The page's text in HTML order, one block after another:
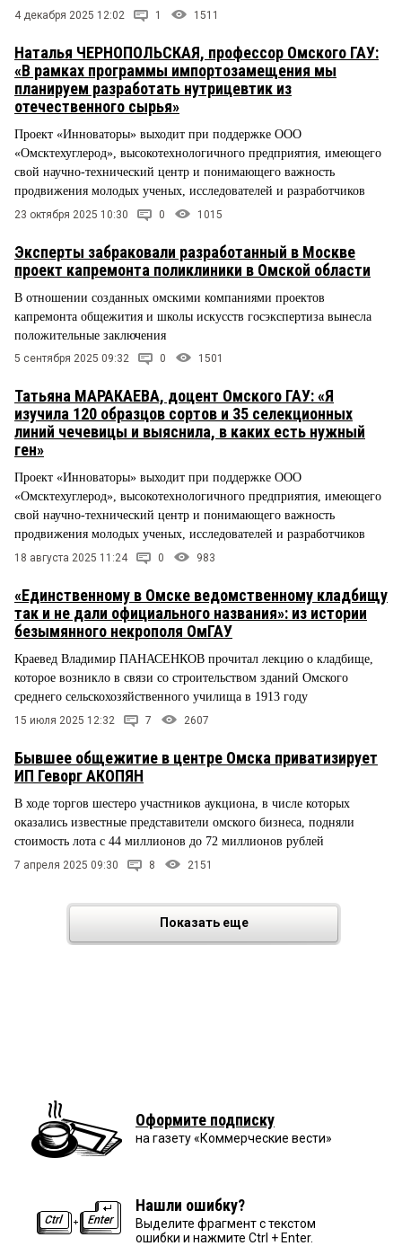
4 декабря 2025 12:02 1 1511
Наталья ЧЕРНОПОЛЬСКАЯ, профессор Омского ГАУ:
«В рамках программы импортозамещения мы
планируем разработать нутрицевтик из
отечественного сырья»
Проект «Инноваторы» выходит при поддержке ООО
«Омсктехуглерод», высокотехнологичного предприятия, имеющего
свой научно-технический центр и понимающего важность
продвижения молодых ученых, исследователей и разработчиков
23 октября 2025 10:30 0 1015
Эксперты забраковали разработанный в Москве
проект капремонта поликлиники в Омской области
В отношении созданных омскими компаниями проектов
капремонта общежития и школы искусств госэкспертиза вынесла
положительные заключения
5 сентября 2025 09:32 0 1501
Татьяна МАРАКАЕВА, доцент Омского ГАУ: «Я
изучила 120 образцов сортов и 35 селекционных
линий чечевицы и выяснила, в каких есть нужный
ген»
Проект «Инноваторы» выходит при поддержке ООО
«Омсктехуглерод», высокотехнологичного предприятия, имеющего
свой научно-технический центр и понимающего важность
продвижения молодых ученых, исследователей и разработчиков
18 августа 2025 11:24 0 983
«Единственному в Омске ведомственному кладбищу
так и не дали официального названия»: из истории
безымянного некрополя ОмГАУ
Краевед Владимир ПАНАСЕНКОВ прочитал лекцию о кладбище,
которое возникло в связи со строительством зданий Омского
среднего сельскохозяйственного училища в 1913 году
15 июля 2025 12:32 7 2607
Бывшее общежитие в центре Омска приватизирует
ИП Геворг АКОПЯН
В ходе торгов шестеро участников аукциона, в числе которых
оказались известные представители омского бизнеса, подняли
стоимость лота с 44 миллионов до 72 миллионов рублей
7 апреля 2025 09:30 8 2151
Показать еще
Оформите подписку
на газету «Коммерческие вести»
Нашли ошибку?
Выделите фрагмент с текстом
ошибки и нажмите Ctrl + Enter.